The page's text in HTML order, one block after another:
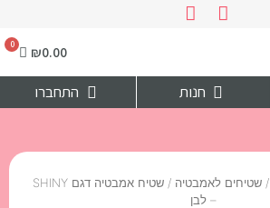
₪0.00
חנות התחברו
/שטיחים לאמבטיה
/ שטיח אמבטיה דגם SHINY
– לבן